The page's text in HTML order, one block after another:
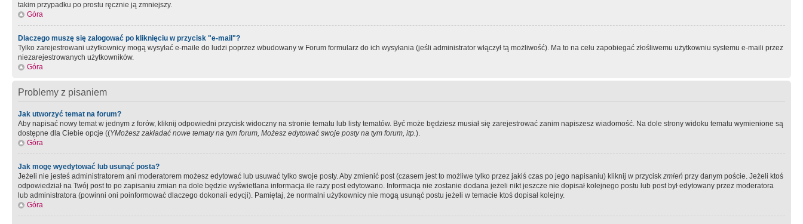
takim przypadku po prostu ręcznie ją zmniejszy.
Góra
Dlaczego muszę się zalogować po kliknięciu w przycisk "e-mail"?
Tylko zarejestrowani użytkownicy mogą wysyłać e-maile do ludzi poprzez wbudowany w Forum formularz do ich wysyłania (jeśli administrator włączył tą możliwość). Ma to na celu zapobiegać złośliwemu użytkowniu systemu e-maili przez
niezarejestrowanych użytkowników.
Góra
Problemy z pisaniem
Jak utworzyć temat na forum?
Aby napisać nowy temat w jednym z forów, kliknij odpowiedni przycisk widoczny na stronie tematu lub listy tematów. Być może będziesz musiał się zarejestrować zanim napiszesz wiadomość. Na dole strony widoku tematu wymienione są
dostępne dla Ciebie opcje ((YMożesz zakładać nowe tematy na tym forum, Możesz edytować swoje posty na tym forum, itp.).
Góra
Jak mogę wyedytować lub usunąć posta?
Jeżeli nie jesteś administratorem ani moderatorem możesz edytować lub usuwać tylko swoje posty. Aby zmienić post (czasem jest to możliwe tylko przez jakiś czas po jego napisaniu) kliknij w przycisk zmień przy danym poście. Jeżeli ktoś
odpowiedział na Twój post to po zapisaniu zmian na dole będzie wyświetlana informacja ile razy post edytowano. Informacja nie zostanie dodana jeżeli nikt jeszcze nie dopisał kolejnego postu lub post był edytowany przez moderatora
lub administratora (powinni oni poinformować dlaczego dokonali edycji). Pamiętaj, że normalni użytkownicy nie mogą usunąć postu jeżeli w temacie ktoś dopisał kolejny.
Góra